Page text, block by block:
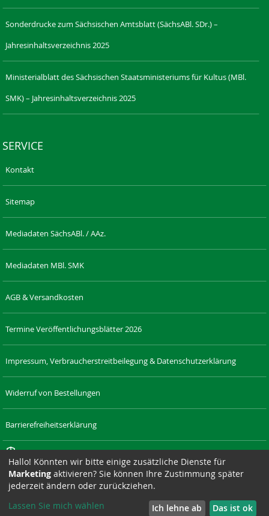
Sonderdrucke zum Sächsischen Amtsblatt (SächsABl. SDr.) –
Jahresinhaltsverzeichnis 2025
Ministerialblatt des Sächsischen Staatsministeriums für Kultus (MBl.
SMK) – Jahresinhaltsverzeichnis 2025
SERVICE
Kontakt
Sitemap
Mediadaten SächsABl. / AAz.
Mediadaten MBl. SMK
AGB & Versandkosten
Termine Veröffentlichungsblätter 2026
Impressum, Verbraucherstreitbeilegung & Datenschutzerklärung
Widerruf von Bestellungen
Barrierefreiheitserklärung
Cookie-Einstellungen
SAXONIA-
Suchmaschine unterstützt von ElasticSuite
Hallo! Könnten wir bitte einige zusätzliche Dienste für
Marketing aktivieren? Sie können Ihre Zustimmung später
jederzeit ändern oder zurückziehen.
Lassen Sie mich wählen
Ich lehne ab Das ist ok